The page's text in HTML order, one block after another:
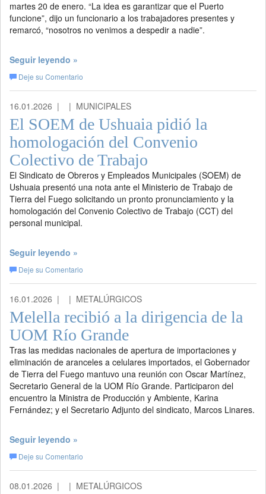
martes 20 de enero. “La idea es garantizar que el Puerto
funcione”, dijo un funcionario a los trabajadores presentes y
remarcó, “nosotros no venimos a despedir a nadie”.
Seguir leyendo »
Deje su Comentario
16.01.2026 | | MUNICIPALES
El SOEM de Ushuaia pidió la
homologación del Convenio
Colectivo de Trabajo
El Sindicato de Obreros y Empleados Municipales (SOEM) de
Ushuaia presentó una nota ante el Ministerio de Trabajo de
Tierra del Fuego solicitando un pronto pronunciamiento y la
homologación del Convenio Colectivo de Trabajo (CCT) del
personal municipal.
Seguir leyendo »
Deje su Comentario
16.01.2026 | | METALÚRGICOS
Melella recibió a la dirigencia de la
UOM Río Grande
Tras las medidas nacionales de apertura de importaciones y
eliminación de aranceles a celulares importados, el Gobernador
de Tierra del Fuego mantuvo una reunión con Oscar Martínez,
Secretario General de la UOM Río Grande. Participaron del
encuentro la Ministra de Producción y Ambiente, Karina
Fernández; y el Secretario Adjunto del sindicato, Marcos Linares.
Seguir leyendo »
Deje su Comentario
08.01.2026 | | METALÚRGICOS